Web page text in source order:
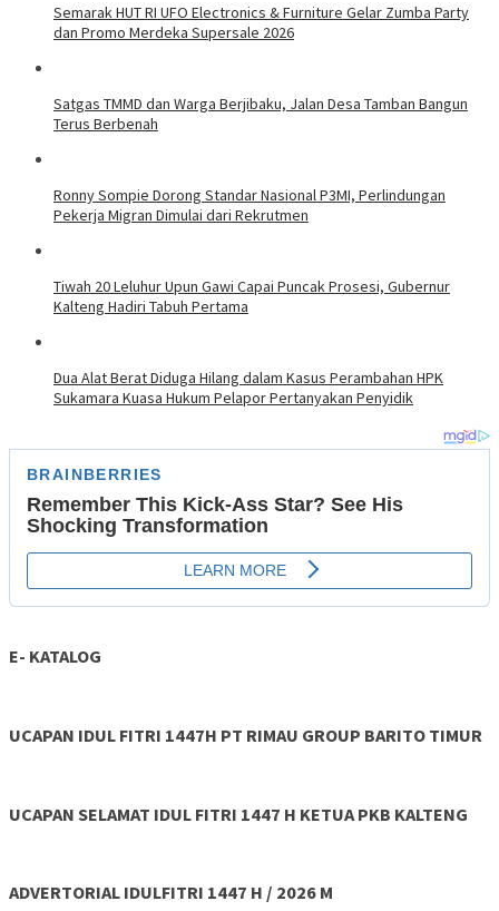
Semarak HUT RI UFO Electronics & Furniture Gelar Zumba Party
dan Promo Merdeka Supersale 2026
Satgas TMMD dan Warga Berjibaku, Jalan Desa Tamban Bangun
Terus Berbenah
Ronny Sompie Dorong Standar Nasional P3MI, Perlindungan
Pekerja Migran Dimulai dari Rekrutmen
Tiwah 20 Leluhur Upun Gawi Capai Puncak Prosesi, Gubernur
Kalteng Hadiri Tabuh Pertama
Dua Alat Berat Diduga Hilang dalam Kasus Perambahan HPK
Sukamara Kuasa Hukum Pelapor Pertanyakan Penyidik
E- KATALOG
UCAPAN IDUL FITRI 1447H PT RIMAU GROUP BARITO TIMUR
UCAPAN SELAMAT IDUL FITRI 1447 H KETUA PKB KALTENG
ADVERTORIAL IDULFITRI 1447 H / 2026 M